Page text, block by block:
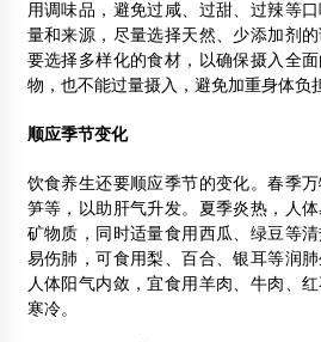
用调味品，避免过咸、过甜、过辣等
量和来源，尽量选择天然、少添加剂
要选择多样化的食材，以确保摄入全
物，也不能过量摄入，避免加重身体负
顺应季节变化
饮食养生还要顺应季节的变化。春季
笋等，以助肝气升发。夏季炎热，人
矿物质，同时适量食用西瓜、绿豆等
易伤肺，可食用梨、百合、银耳等润
人体阳气内敛，宜食用羊肉、牛肉、
寒冷。